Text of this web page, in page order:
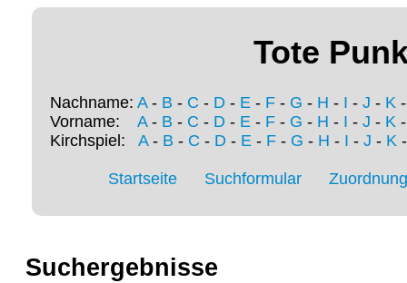
Tote
Nachname: A- B - C - D - E - F - G - H - I - J - K
Vorname: A- B - C - D - E - F - G - H - I - J - K
Kirchspiel: A- B - C - D- E- F- G - H - I - J - K
Startseite Suchformular
Suchergebnisse